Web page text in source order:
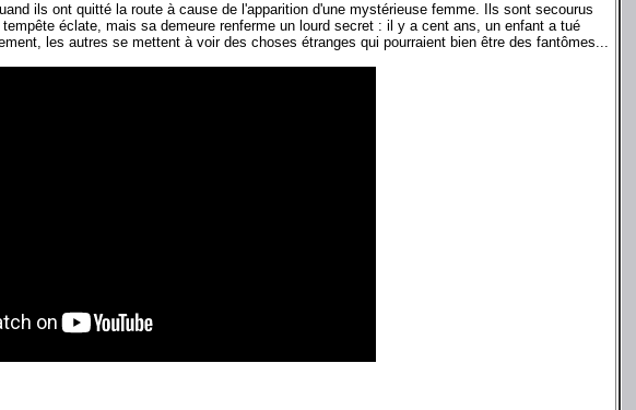
ils ont quitté la route à cause de l'apparition d'une mystérieuse femme. Ils sont secourus
éclate, mais sa demeure renferme un lourd secret : il y a cent ans, un enfant a tué
les autres se mettent à voir des choses étranges qui pourraient bien être des fantômes...